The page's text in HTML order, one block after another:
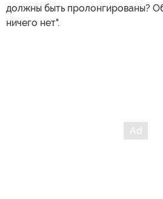
должны быть пролонгированы?
ничего нет".